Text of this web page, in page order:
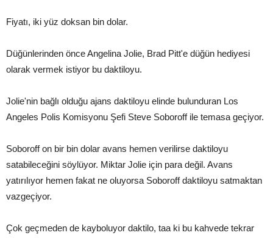
Fiyatı, iki yüz doksan bin dolar.
Düğünlerinden önce Angelina Jolie, Brad Pitt'e düğün hediyesi
olarak vermek istiyor bu daktiloyu.
Jolie'nin bağlı olduğu ajans daktiloyu elinde bulunduran Los
Angeles Polis Komisyonu Şefi Steve Soboroff ile temasa geçiyor.
Soboroff on bir bin dolar avans hemen verilirse daktiloyu
satabileceğini söylüyor. Miktar Jolie için para değil. Avans
yatırılıyor hemen fakat ne oluyorsa Soboroff daktiloyu satmaktan
vazgeçiyor.
Çok geçmeden de kayboluyor daktilo, taa ki bu kahvede tekrar